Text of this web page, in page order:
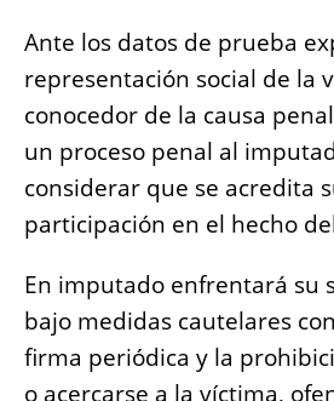
Ante los datos de prueba
representación social de la
conocedor de la causa
un proceso penal al
considerar que se acredita
participación en el hecho
En imputado enfrentará su
bajo medidas cautelares
firma periódica y la
o acercarse a la víctima,